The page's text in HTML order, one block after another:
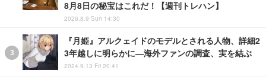
8月8日の秘宝はこれだ！【週刊トレハン】
2026.8.9 Sun 14:30
『月姫』アルクェイドのモデルとされる人物、詳細2
3年越しに明らかに―海外ファンの調査、実を結ぶ
2024.9.13 Fri 20:41